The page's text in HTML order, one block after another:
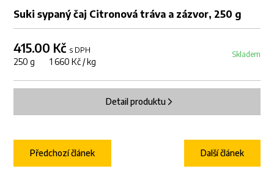
Suki sypaný čaj Citronová tráva a zázvor, 250 g
415.00 Kč s DPH
250 g 1 660 Kč / kg
Skladem
Detail produktu
Další článek
Předchozí článek